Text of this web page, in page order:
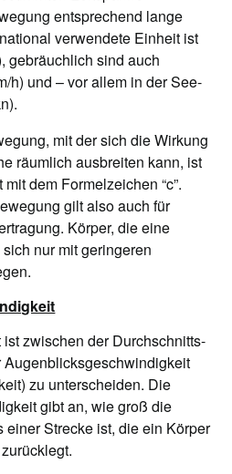
entsprechend lange
verwendete Einheit ist
gebräuchlich sind auch
h) und – vor allem in der See-
mit der sich die Wirkung
räumlich ausbreiten kann, ist
dem Formelzeichen “c”.
gilt also auch für
Körper, die eine
nur mit geringeren
zwischen der Durchschnitts-
zu unterscheiden. Die
gibt an, wie groß die
Strecke ist, die ein Körper